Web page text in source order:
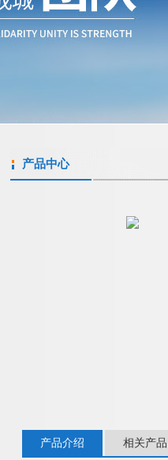
产品中心
产品介绍 相关产品